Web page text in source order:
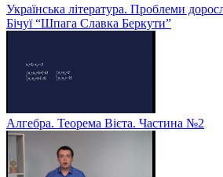
Українська література. Проблеми
Бічуї “Шпага Славка Беркути”
Алгебра. Теорема Вієта. Частина №2